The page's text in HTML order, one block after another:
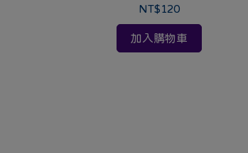
NT$120
加入購物車